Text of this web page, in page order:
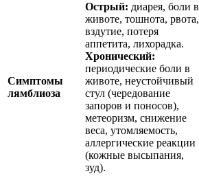
Симптомы
лямблиоза
Острый: диарея, боли в
животе, тошнота, рвота,
вздутие, потеря
аппетита, лихорадка.
Хронический:
периодические боли в
животе, неустойчивый
стул (чередование
запоров и поносов),
метеоризм, снижение
веса, утомляемость,
аллергические реакции
(кожные высыпания,
зуд).